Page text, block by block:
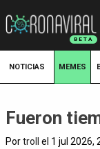
NOTICIAS MEMES
Fueron
Portroll el 1 jul 2026,